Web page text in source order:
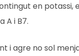
en potassi,
A i B7.
i agre no sol